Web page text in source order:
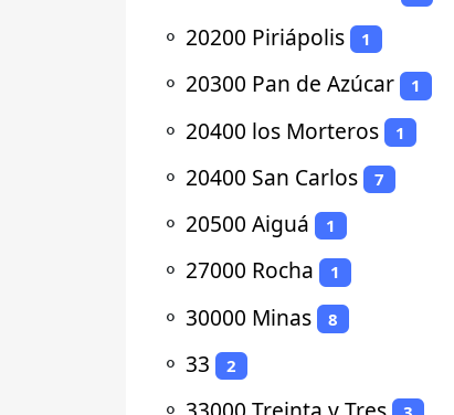
⚬ 20200 Piriápolis 1
⚬ 20300 Pan de Azúcar 1
⚬ 20400 los Morteros 1
⚬ 20400 San Carlos 7
⚬ 20500 Aiguá 1
⚬ 27000 Rocha 1
⚬ 30000 Minas 8
⚬ 33 2